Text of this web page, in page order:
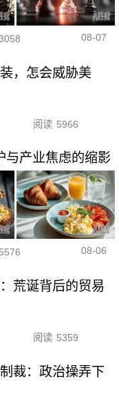
08-07
，怎会威胁美
阅读 5966
与产业焦虑的缩影
5576 08-06
荒诞背后的贸易
阅读 5359
裁：政治操弄下